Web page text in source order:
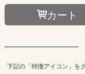
カート
下記の「特徴アイコン」を